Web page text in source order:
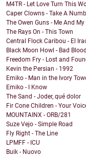
M4TR - Let Love Turn This
Caper Clowns - Take A
The Owen Guns - Me And
The Rays On - This Town
Central Flock Caribou - El
Black Moon Howl - Bad Blood
Freedom Fry - Lost and
Kevin the Persian - 1992
Emiko - Man in the Ivory
Emiko - I Know
The Sand - Joder, qué dolor
Fir Cone Children - Your
MOUNTAINX - ORB/281
Suze Vejo - Simple Road
Fly Right - The Line
LPMFF - ICU
Buik - Nuovo